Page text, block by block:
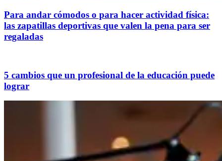
Para andar cómodos o para hacer actividad física:
las zapatillas deportivas que valen la pena para ser
regaladas
5 cambios que un profesional de la educación puede
lograr